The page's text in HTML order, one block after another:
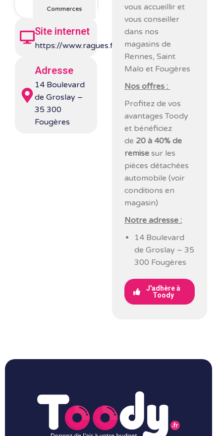
Commerces
Site internet
https://www.ragues.fr/
Adresse
14 Boulevard
de Groslay –
35 300
Fougères
vous accueillir et
vous conseiller
dans nos
magasins de
Rennes, Saint
Malo et Fougères
Nos offres :
Profitez de vos
avantages Toody
et bénéficiez
de 20 à 40% de
remisesur les
pièces détachées
automobile (voir
conditions en
magasin)
Notre adresse :
14 Boulevard
de Groslay – 35
300 Fougères
J'adhère à
Toody